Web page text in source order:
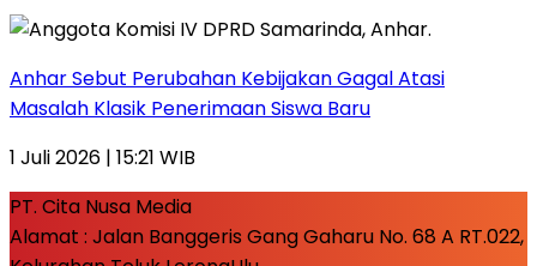
Anhar Sebut Perubahan Kebijakan Gagal Atasi
Masalah Klasik Penerimaan Siswa Baru
1 Juli 2026 | 15:21 WIB
PT. Cita Nusa Media
Alamat : Jalan Banggeris Gang Gaharu No. 68 A RT.022,